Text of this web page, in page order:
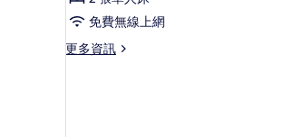
片
的
詳
情
床
的
免費無線上網
更多資訊
更